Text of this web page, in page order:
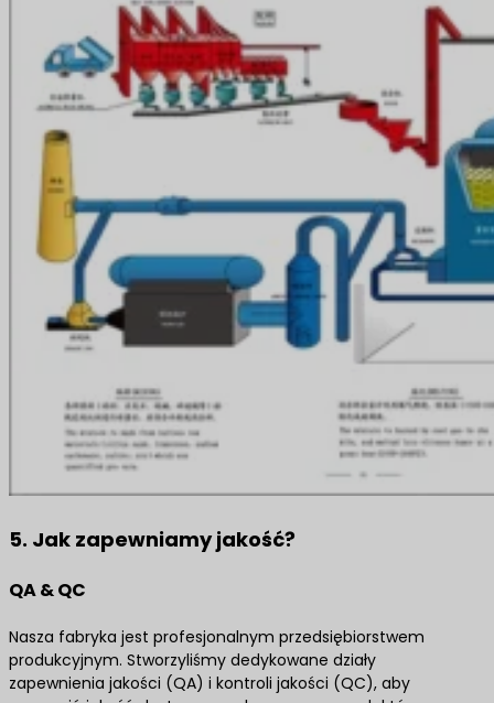
5. Jak zapewniamy jakość?
QA & QC
Nasza fabryka jest profesjonalnym przedsiębiorstwem
produkcyjnym. Stworzyliśmy dedykowane działy
zapewnienia jakości (QA) i kontroli jakości (QC), aby